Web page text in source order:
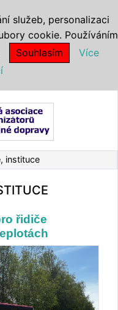
instituce
řidiče
služeb, personalizaci
cookie. Používáním
Souhlasím
Více